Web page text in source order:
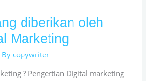
diberikan oleh
Marketing
copywriter
? Pengertian Digital marketing